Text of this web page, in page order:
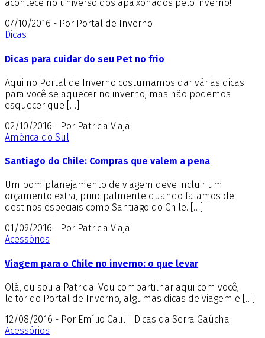
acontece no universo dos apaixonados pelo inverno!
07/10/2016 - Por Portal de Inverno
Dicas
Dicas para cuidar do seu Pet no frio
Aqui no Portal de Inverno costumamos dar várias dicas
para você se aquecer no inverno, mas não podemos
esquecer que […]
02/10/2016 - Por Patricia Viaja
América do Sul
Santiago do Chile: Compras que valem a pena
Um bom planejamento de viagem deve incluir um
orçamento extra, principalmente quando falamos de
destinos especiais como Santiago do Chile. […]
01/09/2016 - Por Patricia Viaja
Acessórios
Viagem para o Chile no inverno: o que levar
Olá, eu sou a Patricia. Vou compartilhar aqui com você,
leitor do Portal de Inverno, algumas dicas de viagem e […]
12/08/2016 - Por Emílio Calil | Dicas da Serra Gaúcha
Acessórios